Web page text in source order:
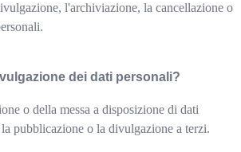
l'archiviazione, la cancellazione o
dei dati personali?
o della messa a disposizione di dati
pubblicazione o la divulgazione a terzi.